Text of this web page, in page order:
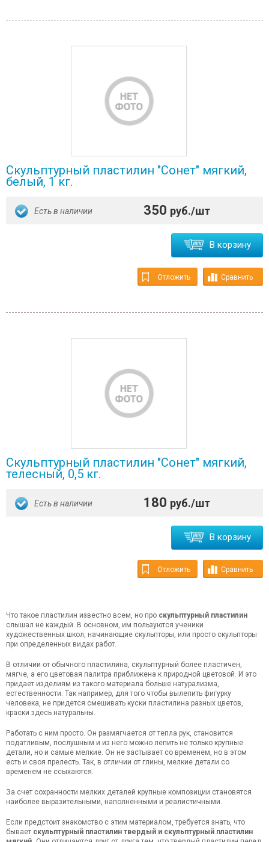
Скульптурный пластилин "Сонет" мягкий,
белый, 1 кг.
Есть в наличии 350 руб./шт
В корзину
Отложить Сравнить
Скульптурный пластилин "Сонет" мягкий,
телесный, 0,5 кг.
Есть в наличии 180 руб./шт
В корзину
Отложить Сравнить
Что такое пластилин известно всем, но про скульптурный пластилин
слышал не каждый. В основном, им пользуются ученики
художественных школ, начинающие скульпторы, или просто скульпторы
при определенных видах работ.
В отличии от обычного пластилина, скульптурный более пластичен,
мягче, а его цветовая палитра приближена к природной цветовой. И это
придает изделиям из такого материала больше натурализма,
естественности. Так например, для того чтобы вылепить фигурку
человека, не придется смешивать куски пластилина разных цветов,
краски здесь натуральны.
Работать с ним просто. Он размягчается от тепла рук, становится
податливым, послушным и из него можно лепить не только крупные
детали, но и самые мелкие. Он не застывает со временем, но в этом
есть и своя прелесть. Так, в отличии от глины, мелкие детали со
временем не ссыхаются.
За счет сохранности мелких деталей крупные композиции становятся
наиболее выразительными, наполненными и реалистичными.
Если предстоит знакомство с этим материалом, требуется знать, что
бывает скульптурный пластилин твердый и скульптурный пластилин